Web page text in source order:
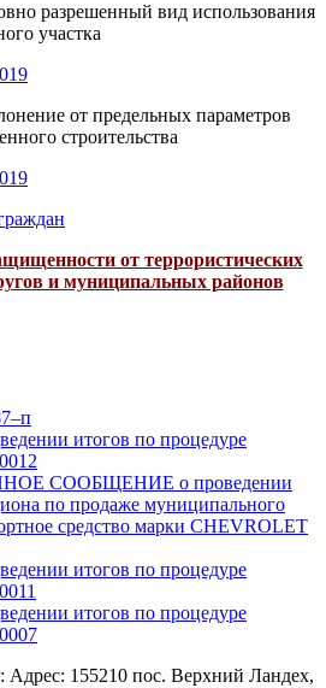
разрешенный вид использования
участка
от предельных параметров
строительства
от террористических
и муниципальных районов
итогов по процедуре
СООБЩЕНИЕ о проведении
по продаже муниципального
средство марки CHEVROLET
итогов по процедуре
итогов по процедуре
Адрес: 155210 пос. Верхний Ландех,